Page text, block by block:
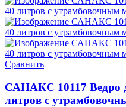
Сравнить
САНАКС 10117 Ведро
литров с